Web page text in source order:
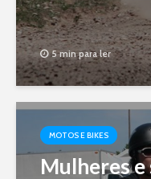
5 min para ler
MOTOS E BIKES
Mulheres